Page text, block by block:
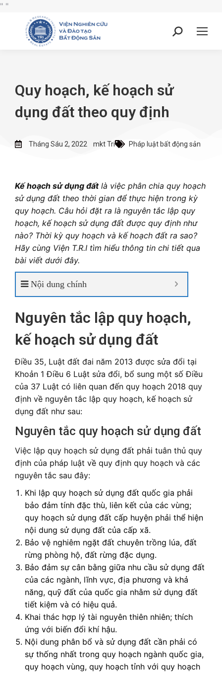
" "
Quy hoạch, kế hoạch sử
dụng đất theo quy định
Tháng Sáu 2, 2022 mkt Tri Pháp luật bất động sản
Kế hoạch sử dụng đấtlà việc phân chia quy hoạch
sử dụng đất theo thời gian để thực hiện trong kỳ
quy hoạch. Câu hỏi đặt ra là nguyên tắc lập quy
hoạch, kế hoạch sử dụng đất được quy định như
nào? Thời kỳ quy hoạch và kế hoạch đất ra sao?
Hãy cùng Viện T.R.I tìm hiểu thông tin chi tiết qua
bài viết dưới đây.
Nội dung chính
Nguyên tắc lập quy hoạch,
kế hoạch sử dụng đất
Điều 35, Luật đất đai năm 2013 được sửa đổi tại
Khoản 1 Điều 6 Luật sửa đổi, bổ sung một số Điều
của 37 Luật có liên quan đến quy hoạch 2018 quy
định về nguyên tắc lập quy hoạch, kế hoạch sử
dụng đất như sau:
Nguyên tắc quy hoạch sử dụng đất
Việc lập quy hoạch sử dụng đất phải tuân thủ quy
định của pháp luật về quy định quy hoạch và các
nguyên tắc sau đây:
Khi lập quy hoạch sử dụng đất quốc gia phải
bảo đảm tính đặc thù, liên kết của các vùng;
quy hoạch sử dụng đất cấp huyện phải thể hiện
nội dung sử dụng đất của cấp xã.
Bảo vệ nghiêm ngặt đất chuyên trồng lúa, đất
rừng phòng hộ, đất rừng đặc dụng.
Bảo đảm sự cân bằng giữa nhu cầu sử dụng đất
của các ngành, lĩnh vực, địa phương và khả
năng, quỹ đất của quốc gia nhằm sử dụng đất
tiết kiệm và có hiệu quả.
Khai thác hợp lý tài nguyên thiên nhiên; thích
ứng với biến đổi khí hậu.
Nội dung phân bổ và sử dụng đất cần phải có
sự thống nhất trong quy hoạch ngành quốc gia,
quy hoạch vùng, quy hoạch tỉnh với quy hoạch